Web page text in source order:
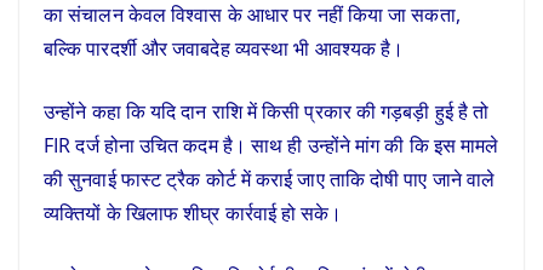
का संचालन केवल विश्वास के आधार पर नहीं किया जा सकता,
बल्कि पारदर्शी और जवाबदेह व्यवस्था भी आवश्यक है।
उन्होंने कहा कि यदि दान राशि में किसी प्रकार की गड़बड़ी हुई है तो
FIR दर्ज होना उचित कदम है। साथ ही उन्होंने मांग की कि इस मामले
की सुनवाई फास्ट ट्रैक कोर्ट में कराई जाए ताकि दोषी पाए जाने वाले
व्यक्तियों के खिलाफ शीघ्र कार्रवाई हो सके।